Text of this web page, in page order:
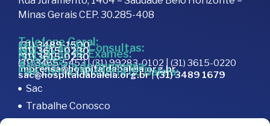
Minas Gerais CEP. 30.285-408
Telefone Geral:
(31) 3489-1500
Marcação de Consultas:
(31) 3615-0230
Marcação de Exames:
(31) 3615-0230
Doações:
(31) 3465-5453 | (31) 99283-0102 | (31) 3615-0220
Assessoria de Imprensa:
imprensa@hospitaldabaleia.org.br
Fale com a Ouvidoria do Baleia:
sac@hospitaldabaleia.org.br|(31) 3489 1679
Sac
Trabalhe Conosco